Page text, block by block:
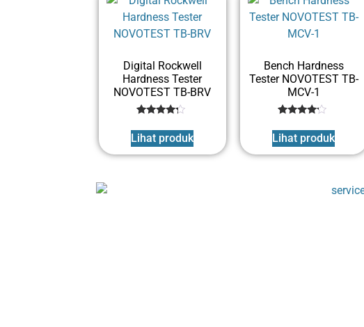
Digital Rockwell
Hardness Tester
NOVOTEST TB-BRV
4
out of 5
based
on
Lihat produk
Bench Hardness
Tester NOVOTEST TB-
MCV-1
4
out of 5
based
on
Lihat produk